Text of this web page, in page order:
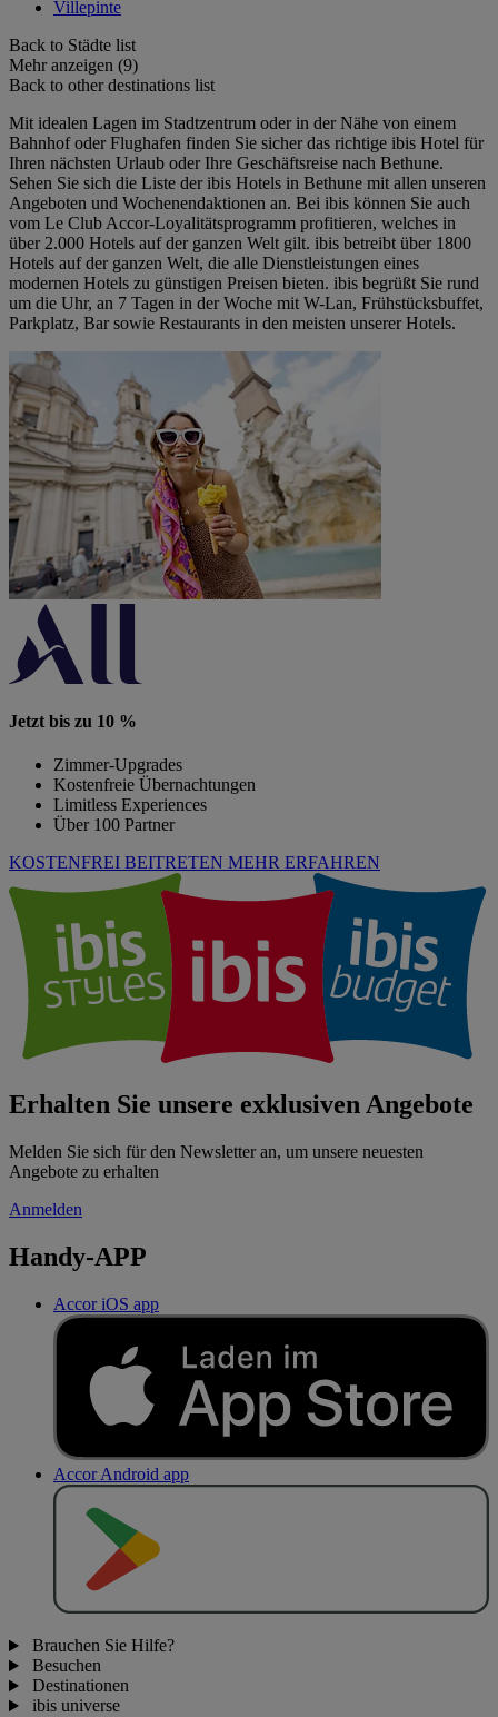
Villepinte
Back to Städte list
Mehr anzeigen (9)
Back to other destinations list
Mit idealen Lagen im Stadtzentrum oder in der Nähe von einem
Bahnhof oder Flughafen finden Sie sicher das richtige ibis Hotel für
Ihren nächsten Urlaub oder Ihre Geschäftsreise nach Bethune.
Sehen Sie sich die Liste der ibis Hotels in Bethune mit allen unseren
Angeboten und Wochenendaktionen an. Bei ibis können Sie auch
vom Le Club Accor-Loyalitätsprogramm profitieren, welches in
über 2.000 Hotels auf der ganzen Welt gilt. ibis betreibt über 1800
Hotels auf der ganzen Welt, die alle Dienstleistungen eines
modernen Hotels zu günstigen Preisen bieten. ibis begrüßt Sie rund
um die Uhr, an 7 Tagen in der Woche mit W-Lan, Frühstücksbuffet,
Parkplatz, Bar sowie Restaurants in den meisten unserer Hotels.
Jetzt bis zu 10 %
Zimmer-Upgrades
Kostenfreie Übernachtungen
Limitless Experiences
Über 100 Partner
KOSTENFREI BEITRETEN MEHR ERFAHREN
Erhalten Sie unsere exklusiven Angebote
Melden Sie sich für den Newsletter an, um unsere neuesten
Angebote zu erhalten
Anmelden
Handy-APP
Accor iOS app
Accor Android app
Brauchen Sie Hilfe?
Besuchen
Destinationen
ibis universe